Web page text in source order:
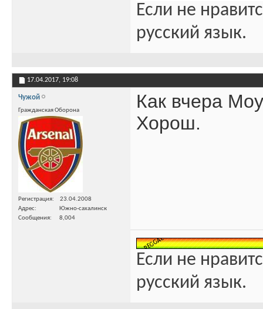
Если не
русский язык.
17.04.2017, 19:08
Чужой
Гражданская Оборона
Регистрация
23.04.2008
Адрес
Южно-сахалинск
Сообщения
8,004
Как вчера
Хорош.
Если не
русский язык.